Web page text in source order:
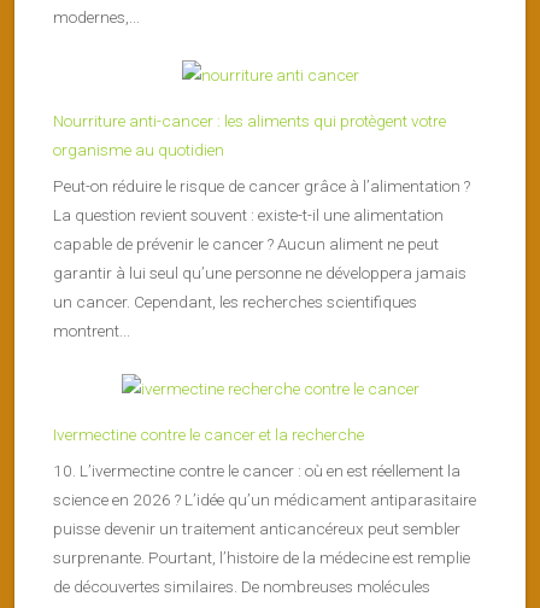
modernes,...
Nourriture anti-cancer : les aliments qui protègent votre
organisme au quotidien
Peut-on réduire le risque de cancer grâce à l’alimentation ?
La question revient souvent : existe-t-il une alimentation
capable de prévenir le cancer ? Aucun aliment ne peut
garantir à lui seul qu’une personne ne développera jamais
un cancer. Cependant, les recherches scientifiques
montrent...
Ivermectine contre le cancer et la recherche
10. L’ivermectine contre le cancer : où en est réellement la
science en 2026 ? L’idée qu’un médicament antiparasitaire
puisse devenir un traitement anticancéreux peut sembler
surprenante. Pourtant, l’histoire de la médecine est remplie
de découvertes similaires. De nombreuses molécules